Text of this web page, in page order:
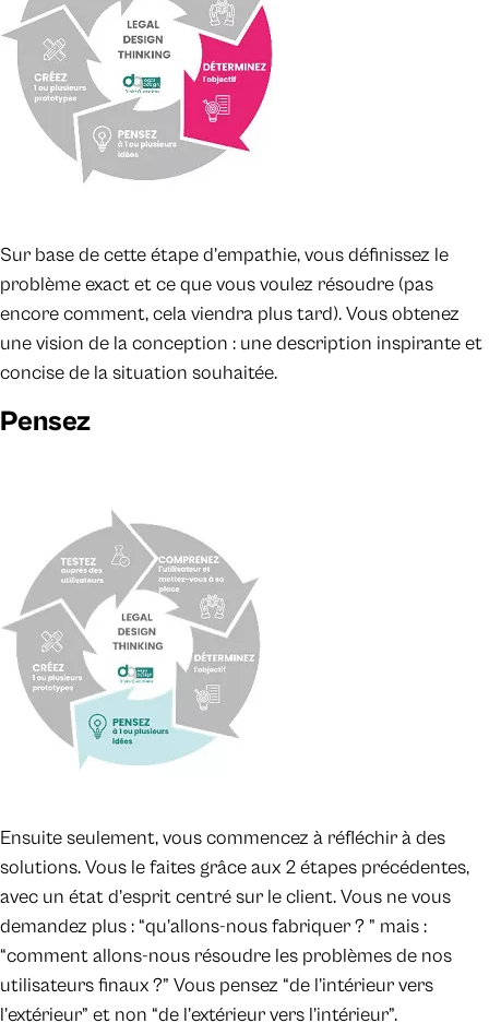
Sur base de cette étape d’empathie, vous définissez le
problème exact et ce que vous voulez résoudre (pas
encore comment, cela viendra plus tard). Vous obtenez
une vision de la conception : une description inspirante et
concise de la situation souhaitée.
Pensez
Ensuite seulement, vous commencez à réfléchir à des
solutions. Vous le faites grâce aux 2 étapes précédentes,
avec un état d’esprit centré sur le client. Vous ne vous
demandez plus : “qu’allons-nous fabriquer ? ” mais :
“comment allons-nous résoudre les problèmes de nos
utilisateurs finaux ?” Vous pensez “de l’intérieur vers
l’extérieur” et non “de l’extérieur vers l’intérieur”.